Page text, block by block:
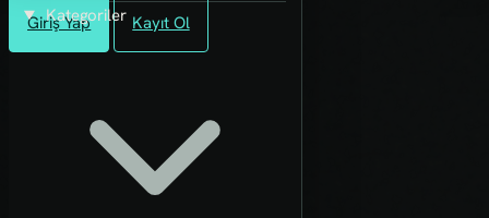
Giriş Yap Kayıt Ol
Kategoriler